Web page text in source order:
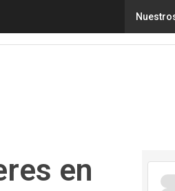
más influyentes en el
en